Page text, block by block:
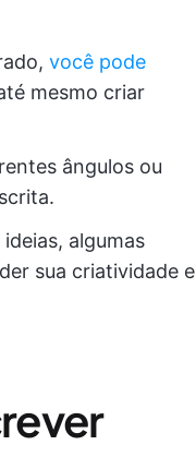
você pode
mesmo criar
ângulos ou
algumas
sua criatividade e